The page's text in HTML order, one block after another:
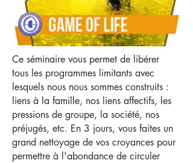
Ce séminaire vous permet de libérer
tous les programmes limitants avec
lesquels nous nous sommes construits :
liens à la famille, nos liens affectifs, les
pressions de groupe, la société, nos
préjugés, etc. En 3 jours, vous faites un
grand nettoyage de vos croyances pour
permettre à l'abondance de circuler